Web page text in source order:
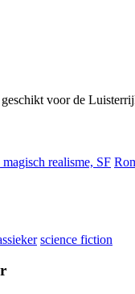
voor de
magisch realisme, SF
science fiction